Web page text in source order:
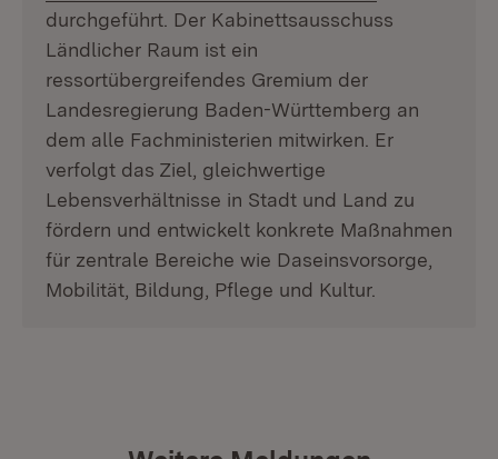
durchgeführt. Der Kabinettsausschuss
Ländlicher Raum ist ein
ressortübergreifendes Gremium der
Landesregierung Baden-Württemberg an
dem alle Fachministerien mitwirken. Er
verfolgt das Ziel, gleichwertige
Lebensverhältnisse in Stadt und Land zu
fördern und entwickelt konkrete Maßnahmen
für zentrale Bereiche wie Daseinsvorsorge,
Mobilität, Bildung, Pflege und Kultur.